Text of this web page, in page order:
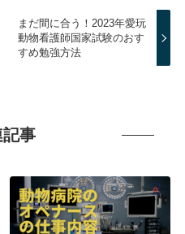
まだ間に合う！2023年愛玩
動物看護師国家試験のおす
すめ勉強方法
記事